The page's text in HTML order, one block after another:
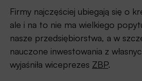
Firmy najczęściej ubiegają się o
ale i na to nie ma wielkiego
nasze przedsiębiorstwa, a w
nauczone inwestowania z
wyjaśniła wiceprezes ZBP.